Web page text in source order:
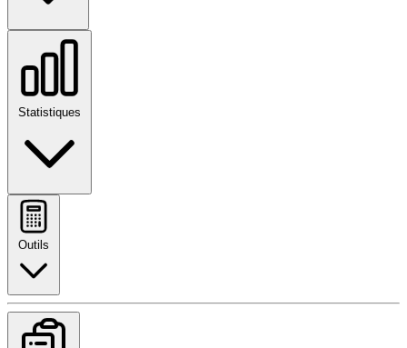
Statistiques
Outils